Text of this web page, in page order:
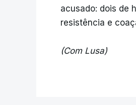
acusado: dois de
resistência e
(Com Lusa)